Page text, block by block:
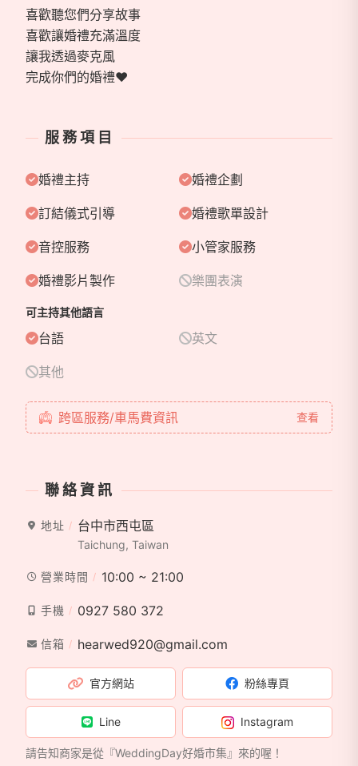
喜歡聽您們分享故事
喜歡讓婚禮充滿溫度
讓我透過麥克風
完成你們的婚禮❤️
服務項目
婚禮主持 婚禮企劃
訂結儀式引導 婚禮歌單設計
音控服務 小管家服務
婚禮影片製作 樂團表演
可主持其他語言
台語 英文
其他
跨區服務/車馬費資訊 查看
聯絡資訊
地址 台中市西屯區
Taichung, Taiwan
營業時間 10:00 ~ 21:00
手機 0927 580 372
信箱 hearwed920@gmail.com
官方網站 粉絲專頁
Line Instagram
請告知商家是從『WeddingDay好婚市集』來的喔！